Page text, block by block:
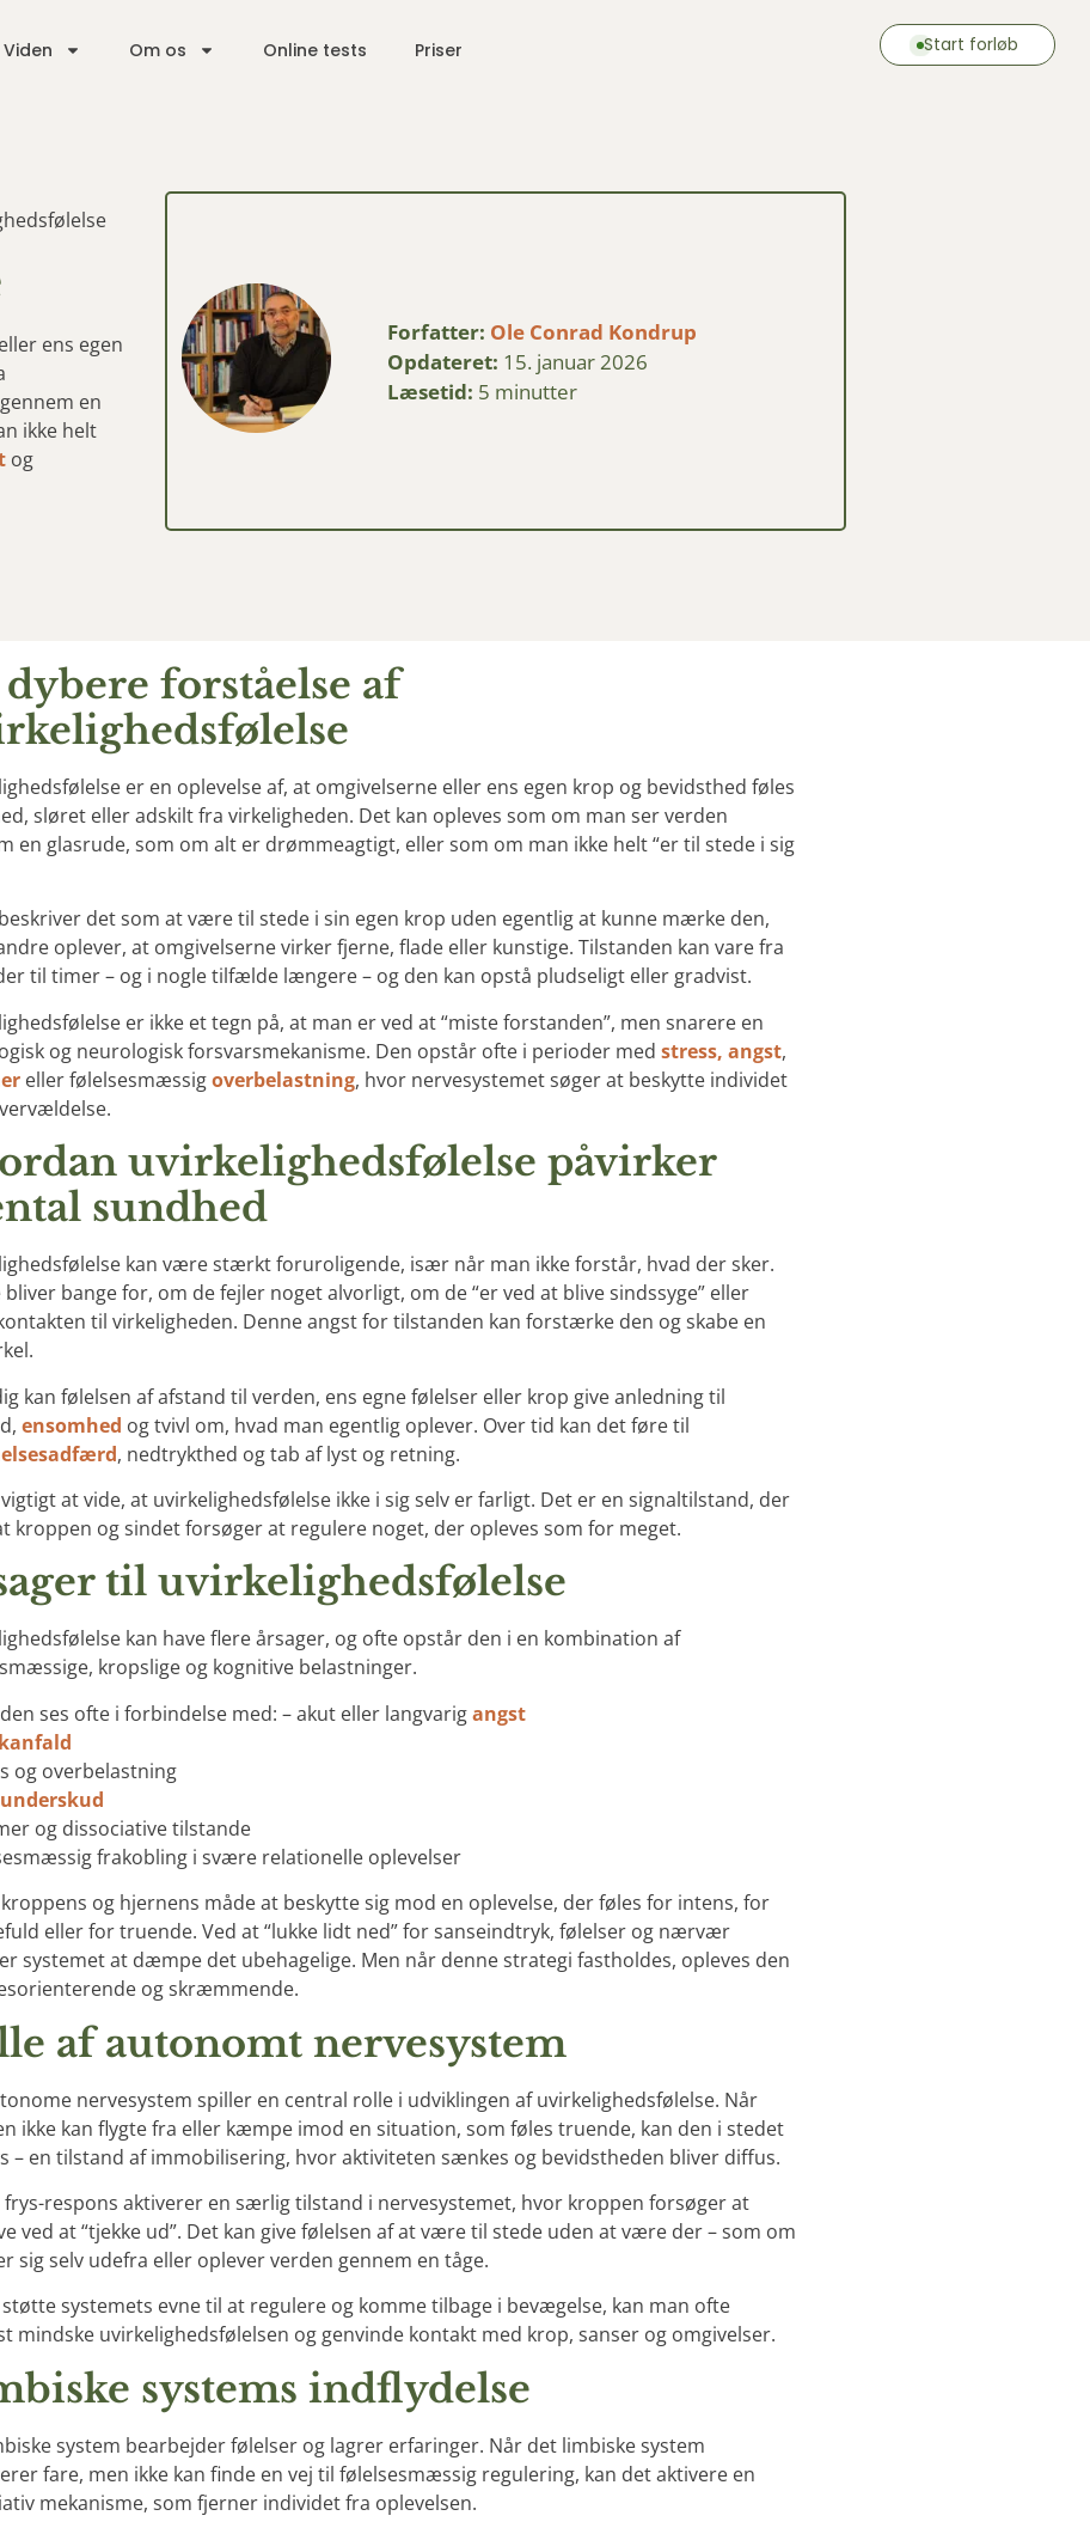
Viden Om os Online tests Priser Start forløb
ens egen
en
ikke helt
og
Forfatter: Ole Conrad Kondrup
Opdateret: 15. januar 2026
Læsetid: 5 minutter
forståelse af
er en oplevelse af, at omgivelserne eller ens egen krop og bevidsthed føles
sløret eller adskilt fra virkeligheden. Det kan opleves som om man ser verden
en glasrude, som om alt er drømmeagtigt, eller som om man ikke helt “er til stede i sig
det som at være til stede i sin egen krop uden egentlig at kunne mærke den,
oplever, at omgivelserne virker fjerne, flade eller kunstige. Tilstanden kan vare fra
til timer – og i nogle tilfælde længere – og den kan opstå pludseligt eller gradvist.
er ikke et tegn på, at man er ved at “miste forstanden”, men snarere en
og neurologisk forsvarsmekanisme. Den opstår ofte i perioder med stress, angst,
eller følelsesmæssigoverbelastning, hvor nervesystemet søger at beskytte individet
uvirkelighedsfølelse påvirker
sundhed
kan være stærkt foruroligende, især når man ikke forstår, hvad der sker.
bliver bange for, om de fejler noget alvorligt, om de “er ved at blive sindssyge” eller
til virkeligheden. Denne angst for tilstanden kan forstærke den og skabe en
kan følelsen af afstand til verden, ens egne følelser eller krop give anledning til
ensomhed og tvivl om, hvad man egentlig oplever. Over tid kan det føre til
, nedtrykthed og tab af lyst og retning.
at vide, at uvirkelighedsfølelse ikke i sig selv er farligt. Det er en signaltilstand, der
kroppen og sindet forsøger at regulere noget, der opleves som for meget.
til uvirkelighedsfølelse
kan have flere årsager, og ofte opstår den i en kombination af
kropslige og kognitive belastninger.
ses ofte i forbindelse med: – akut eller langvarigangst
og overbelastning
og dissociative tilstande
frakobling i svære relationelle oplevelser
og hjernens måde at beskytte sig mod en oplevelse, der føles for intens, for
eller for truende. Ved at “lukke lidt ned” for sanseindtryk, følelser og nærvær
systemet at dæmpe det ubehagelige. Men når denne strategi fastholdes, opleves den
og skræmmende.
af autonomt nervesystem
nervesystem spiller en central rolle i udviklingen af uvirkelighedsfølelse. Når
ikke kan flygte fra eller kæmpe imod en situation, som føles truende, kan den i stedet
– en tilstand af immobilisering, hvor aktiviteten sænkes og bevidstheden bliver diffus.
frys-respons aktiverer en særlig tilstand i nervesystemet, hvor kroppen forsøger at
ved at “tjekke ud”. Det kan give følelsen af at være til stede uden at være der – som om
sig selv udefra eller oplever verden gennem en tåge.
systemets evne til at regulere og komme tilbage i bevægelse, kan man ofte
mindske uvirkelighedsfølelsen og genvinde kontakt med krop, sanser og omgivelser.
systems indflydelse
system bearbejder følelser og lagrer erfaringer. Når det limbiske system
fare, men ikke kan finde en vej til følelsesmæssig regulering, kan det aktivere en
mekanisme, som fjerner individet fra oplevelsen.